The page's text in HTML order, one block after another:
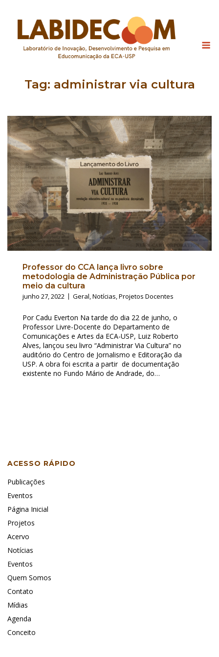
Tag: administrar via cultura
Professor do CCA lança livro sobre
metodologia de Administração Pública por
meio da cultura
junho 27, 2022 Geral,Notícias,Projetos Docentes
Por Cadu Everton Na tarde do dia 22 de junho, o
Professor Livre-Docente do Departamento de
Comunicações e Artes da ECA-USP, Luiz Roberto
Alves, lançou seu livro “Administrar Via Cultura” no
auditório do Centro de Jornalismo e Editoração da
USP. A obra foi escrita a partir de documentação
existente no Fundo Mário de Andrade, do…
ACESSO RÁPIDO
Publicações
Eventos
Página Inicial
Projetos
Acervo
Notícias
Eventos
Quem Somos
Contato
Mídias
Agenda
Conceito